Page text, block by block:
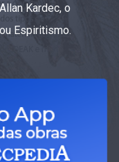
Kardec, o
Espiritismo.